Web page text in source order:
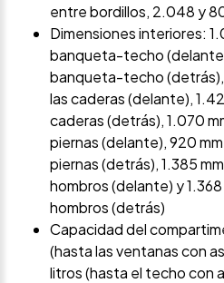
entre bordillos, 2.048 y
Dimensiones interiores:
banqueta-techo
banqueta-techo (detrás),
las caderas (delante),
caderas (detrás), 1.070
piernas (delante), 920
piernas (detrás), 1.385
hombros (delante) y
hombros (detrás)
Capacidad del
(hasta las ventanas con
litros (hasta el techo con